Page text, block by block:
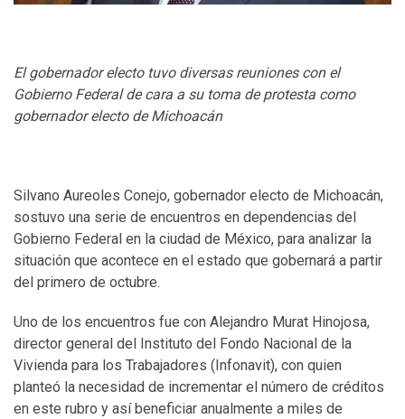
El gobernador electo tuvo diversas reuniones con el
Gobierno Federal de cara a su toma de protesta como
gobernador electo de Michoacán
Silvano Aureoles Conejo, gobernador electo de Michoacán,
sostuvo una serie de encuentros en dependencias del
Gobierno Federal en la ciudad de México, para analizar la
situación que acontece en el estado que gobernará a partir
del primero de octubre.
Uno de los encuentros fue con Alejandro Murat Hinojosa,
director general del Instituto del Fondo Nacional de la
Vivienda para los Trabajadores (Infonavit), con quien
planteó la necesidad de incrementar el número de créditos
en este rubro y así beneficiar anualmente a miles de